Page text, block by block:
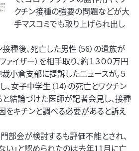
クチン接種の強要の問題などが大
手マスコミでも取り上げられ出し
種後、死亡した男性（56）の遺族が
ァイザー）を相手取り、約１３００万円
小倉支部に提訴したニュースが。５
、女子中学生（14）の死亡とワクチン
結論づけた医師が記者会見し、接種
をキチンと調べる必要があると訴え
部会が検討するも評価不能とされ、
い」と認められたのは去年11月に亡